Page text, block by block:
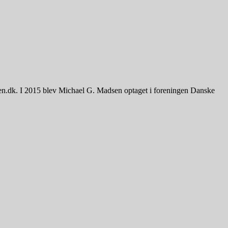
I 2015 blev Michael G. Madsen optaget i foreningen Danske